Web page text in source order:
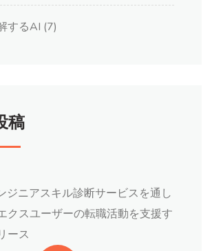
するAI (7)
稿
ジニアスキル診断サービスを通し
クスユーザーの転職活動を支援す
ース